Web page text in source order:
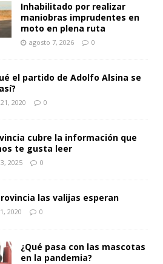
Inhabilitado por realizar
maniobras imprudentes en
moto en plena ruta
agosto 7, 2026 0
el partido de Adolfo Alsina se
2020 0
cubre la información que
te gusta leer
2025 0
las valijas esperan
2020 0
¿Qué pasa con las mascotas
en la pandemia?